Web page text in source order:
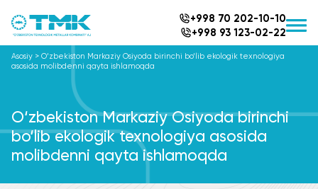
+998 70 202-10-10
+998 93 123-02-22
Asosiy > O‘zbekiston Markaziy Osiyoda birinchi bo‘lib ekologik texnologiya
asosida molibdenni qayta ishlamoqda
O‘zbekiston Markaziy Osiyoda birinchi
bo‘lib ekologik texnologiya asosida
molibdenni qayta ishlamoqda